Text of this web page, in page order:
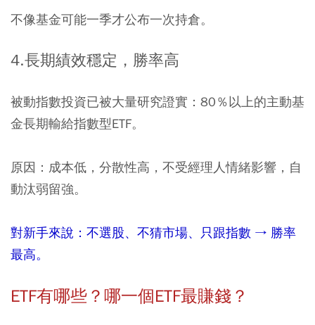
不像基金可能一季才公布一次持倉。
4.長期績效穩定，勝率高
被動指數投資已被大量研究證實： 80％以上的主動基
金長期輸給指數型ETF。
原因：成本低，分散性高，不受經理人情緒影響，自
動汰弱留強。
對新手來說：不選股、不猜市場、只跟指數 → 勝率
最高。
ETF有哪些？哪一個ETF最賺錢？